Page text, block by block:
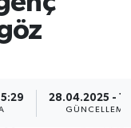
28.04.2025 -
GÜNCELLEME